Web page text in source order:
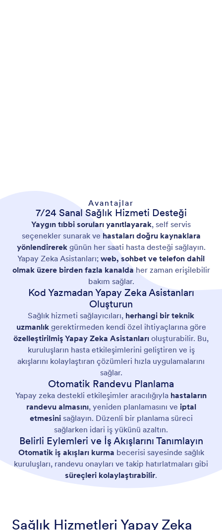
Avantajlar
7/24 Sanal Sağlık Hizmeti Desteği
Yaygın tıbbi soruları yanıtlayarak, self servis
seçenekler sunarak ve hastaları doğru kaynaklara
yönlendirerekgünün her saati hasta desteği sağlayın.
Yapay Zeka Asistanları; web, sohbet ve telefon dahil
olmak üzere birden fazla kanalda her zaman erişilebilir
bakım sağlar.
Kod Yazmadan Yapay Zeka Asistanları
Oluşturun
Sağlık hizmeti sağlayıcıları, herhangi bir teknik
uzmanlıkgerektirmeden kendi özel ihtiyaçlarına göre
özelleştirilmiş Yapay Zeka Asistanları oluşturabilir. Bu,
kuruluşların hasta etkileşimlerini geliştiren ve iş
akışlarını kolaylaştıran çözümleri hızla uygulamalarını
sağlar.
Otomatik Randevu Planlama
Yapay zeka destekli etkileşimler aracılığıyla hastaların
randevu almasını, yeniden planlamasını ve iptal
etmesinisağlayın. Düzenli bir planlama süreci
sağlarken idari iş yükünü azaltın.
Belirli Eylemleri ve İş Akışlarını Tanımlayın
Otomatik iş akışları kurma becerisi sayesinde sağlık
kuruluşları, randevu onayları ve takip hatırlatmaları gibi
süreçleri kolaylaştırabilir.
Sağlık Hizmetleri Yapay Zeka